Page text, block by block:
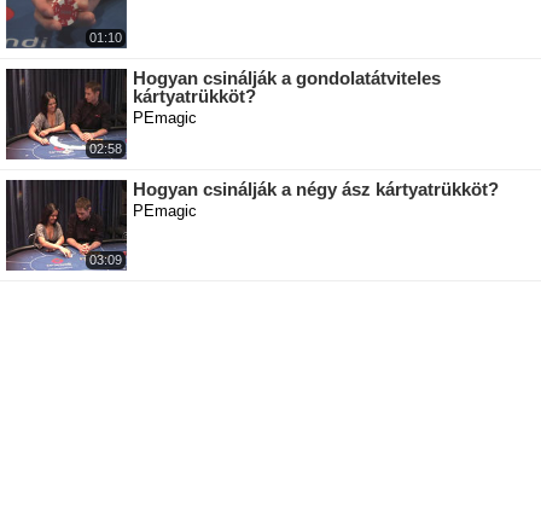
01:10
02:58
Hogyan csinálják a gondolatátviteles
kártyatrükköt?
PEmagic
03:09
Hogyan csinálják a négy ász kártyatrükköt?
PEmagic